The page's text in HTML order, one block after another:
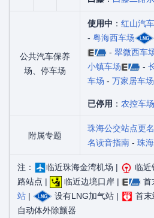
公共汽车保养
场、停车场
使用中 ： 红山汽
- 粤海西车场
- 翠微西车
小镇车场
-
车场 - 万家居车场
已停用 ： 农控车场
附属专题
珠海公交站点更
名读音指南 - 珠
注： 临近珠海金湾机场 | 临近
路站点 |
临近边境口岸 | 首
站 | 设有LNG加气站 |
首末
自动体外除颤器